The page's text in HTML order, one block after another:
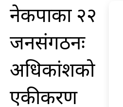
नेकपाका २२
जनसंगठनः
अधिकांशको
एकीकरण